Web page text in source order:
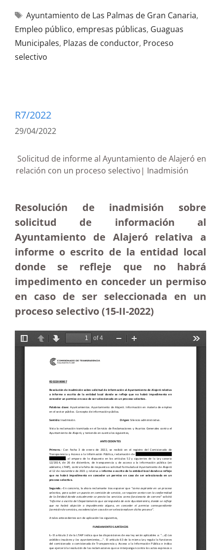
Ayuntamiento de Las Palmas de Gran Canaria,
Empleo público, empresas públicas, Guaguas
Municipales, Plazas de conductor, Proceso
selectivo
R7/2022
29/04/2022
Solicitud de informe al Ayuntamiento de Alajeró en
relación con un proceso selectivo| Inadmisión
Resolución de inadmisión sobre
solicitud de información al
Ayuntamiento de Alajeró relativa a
informe o escrito de la entidad local
donde se refleje que no habrá
impedimento en conceder un permiso
en caso de ser seleccionada en un
proceso selectivo (15-II-2022)